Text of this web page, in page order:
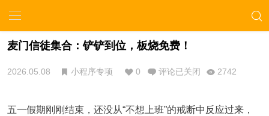
麦门信徒集合：铲铲到位，板烧免费！
2026.05.08 小程序专项 0 评论已关闭 2742
五一假期刚刚结束，还没从“不想上班”的戒断中反应过来，